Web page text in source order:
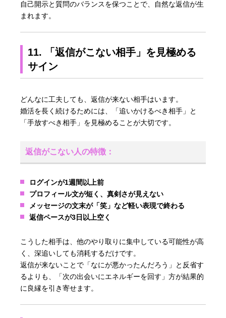
自己開示と質問のバランスを保つことで、自然な返信が生
まれます。
11. 「返信がこない相手」を見極める
サイン
どんなに工夫しても、返信が来ない相手はいます。
婚活を長く続けるためには、「追いかけるべき相手」と
「手放すべき相手」を見極めることが大切です。
返信がこない人の特徴：
ログインが1週間以上前
プロフィール文が短く、真剣さが見えない
メッセージの文末が「笑」など軽い表現で終わる
返信ペースが3日以上空く
こうした相手は、他のやり取りに集中している可能性が高
く、深追いしても消耗するだけです。
返信が来ないことで「なにが悪かったんだろう」と反省す
るよりも、「次の出会いにエネルギーを回す」方が結果的
に良縁を引き寄せます。